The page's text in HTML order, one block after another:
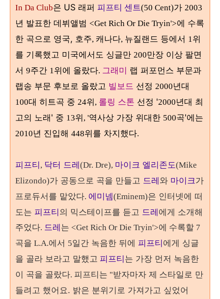
In Da Club은 US 래퍼 피프티 센트(50 Cent)가 2003
년 발표한 데뷔앨범 <Get Rich Or Die Tryin'>에 수록
한 곡으로 영국, 호주, 캐나다, 뉴질랜드 등에서 1위
를 기록했고 미국에서도 싱글만 200만장 이상 팔면
서 9주간 1위에 올랐다. 그래미 랩 퍼포먼스 부문과
랩송 부문 후보로 올랐고 빌보드 선정 2000년대
100대 히트곡 중 24위, 롤링 스톤 선정 '2000년대 최
고의 노래' 중 13위, '역사상 가장 위대한 500곡'에는
2010년 진입해 448위를 차지했다.
피프티 , 닥터 드레(Dr. Dre), 마이크 엘리존도(Mike
Elizondo)가 공동으로 곡을 만들고 드레와 마이크가
프로듀서를 맡았다. 에미넴(Eminem)은 인터넷에 떠
도는 피프티의 믹스테이프를 듣고 드레에게 소개해
주었다. 드레 는 <Get Rich Or Die Tryin'>에 수록할 7
곡을 L.A.에서 5일간 녹음한 뒤에 피프티에게 싱글
을 골라 보라고 말했고 피프티 는 가장 먼저 녹음한
이 곡을 골랐다. 피프티는 "받자마자 제 스타일로 만
들려고 했어요. 밝은 분위기로 가져가고 싶었어